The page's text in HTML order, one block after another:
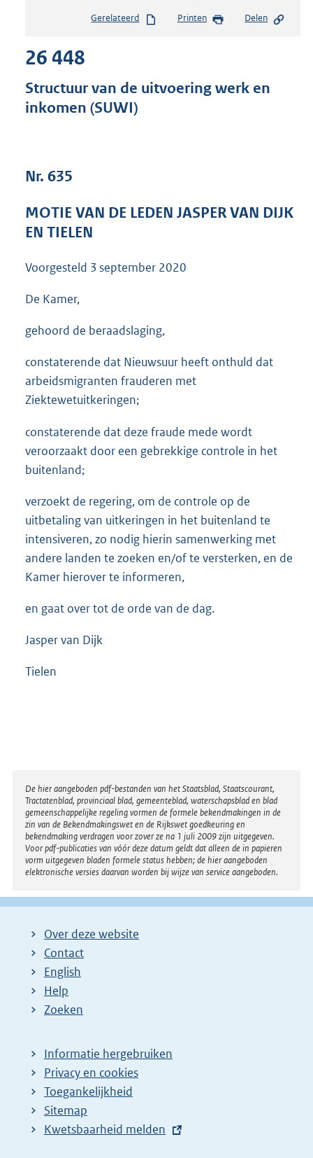
s
d
s
:
Gerelateerd Printen Delen
26 448
Structuur van de uitvoering werk en
inkomen (SUWI)
Nr. 635
MOTIE VAN DE LEDEN JASPER VAN DIJK
EN TIELEN
Voorgesteld 3 september 2020
De Kamer,
gehoord de beraadslaging,
constaterende dat Nieuwsuur heeft onthuld dat
arbeidsmigranten frauderen met
Ziektewetuitkeringen;
constaterende dat deze fraude mede wordt
veroorzaakt door een gebrekkige controle in het
buitenland;
verzoekt de regering, om de controle op de
uitbetaling van uitkeringen in het buitenland te
intensiveren, zo nodig hierin samenwerking met
andere landen te zoeken en/of te versterken, en de
Kamer hierover te informeren,
en gaat over tot de orde van de dag.
Jasper van Dijk
Tielen
Disclaimer
De hier aangeboden pdf-bestanden van het Staatsblad, Staatscourant,
Tractatenblad, provinciaal blad, gemeenteblad, waterschapsblad en blad
gemeenschappelijke regeling vormen de formele bekendmakingen in de
zin van de Bekendmakingswet en de Rijkswet goedkeuring en
bekendmaking verdragen voor zover ze na 1 juli 2009 zijn uitgegeven.
Voor pdf-publicaties van vóór deze datum geldt dat alleen de in papieren
vorm uitgegeven bladen formele status hebben; de hier aangeboden
elektronische versies daarvan worden bij wijze van service aangeboden.
Over deze website
Contact
English
Help
Zoeken
Informatie hergebruiken
Privacy en cookies
Toegankelijkheid
Sitemap
E
Kwetsbaarheid melden